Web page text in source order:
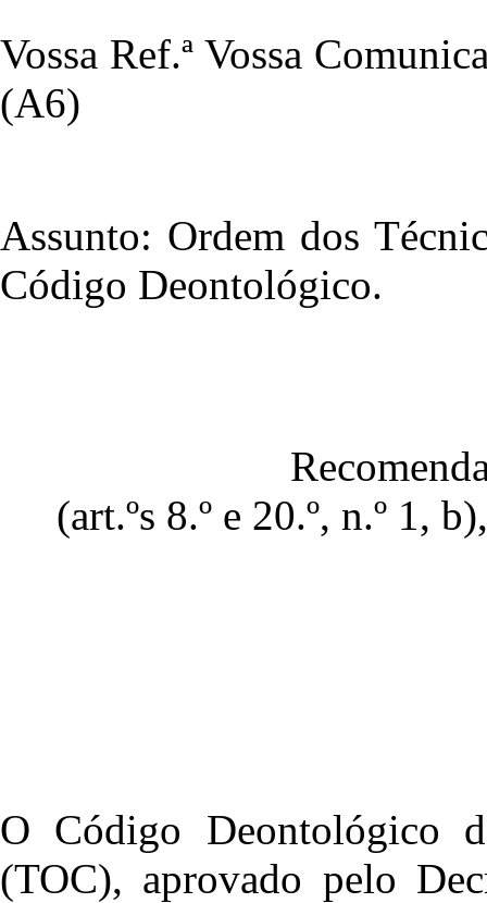
Vossa Ref.ª Vossa
(A6)
Assunto: Ordem dos
Código Deontológico.
(art.ºs 8.º e 20.º, n.º 1,
O Código Deontológico
(TOC), aprovado pelo